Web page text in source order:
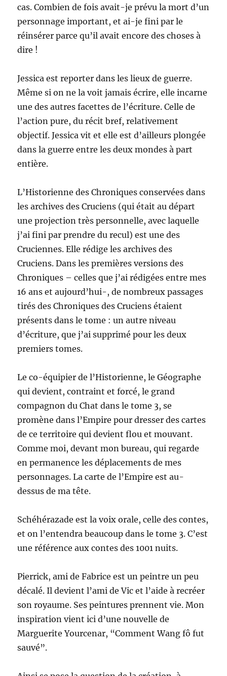
cas. Combien de fois avait-je prévu la mort d’un
personnage important, et ai-je fini par le
réinsérer parce qu’il avait encore des choses à
dire !
Jessica est reporter dans les lieux de guerre.
Même si on ne la voit jamais écrire, elle incarne
une des autres facettes de l’écriture. Celle de
l’action pure, du récit bref, relativement
objectif. Jessica vit et elle est d’ailleurs plongée
dans la guerre entre les deux mondes à part
entière.
L’Historienne des Chroniques conservées dans
les archives des Cruciens (qui était au départ
une projection très personnelle, avec laquelle
j’ai fini par prendre du recul) est une des
Cruciennes. Elle rédige les archives des
Cruciens. Dans les premières versions des
Chroniques – celles que j’ai rédigées entre mes
16 ans et aujourd’hui-, de nombreux passages
tirés des Chroniques des Cruciens étaient
présents dans le tome : un autre niveau
d’écriture, que j’ai supprimé pour les deux
premiers tomes.
Le co-équipier de l’Historienne, le Géographe
qui devient, contraint et forcé, le grand
compagnon du Chat dans le tome 3, se
promène dans l’Empire pour dresser des cartes
de ce territoire qui devient flou et mouvant.
Comme moi, devant mon bureau, qui regarde
en permanence les déplacements de mes
personnages. La carte de l’Empire est au-
dessus de ma tête.
Schéhérazade est la voix orale, celle des contes,
et on l’entendra beaucoup dans le tome 3. C’est
une référence aux contes des 1001 nuits.
Pierrick, ami de Fabrice est un peintre un peu
décalé. Il devient l’ami de Vic et l’aide à recréer
son royaume. Ses peintures prennent vie. Mon
inspiration vient ici d’une nouvelle de
Marguerite Yourcenar, “Comment Wang fô fut
sauvé”.